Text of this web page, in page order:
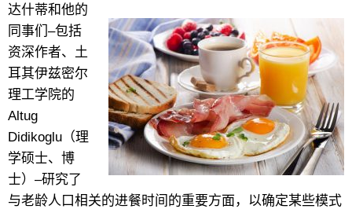
达什蒂和他的
同事们–包括
资深作者、土
耳其伊兹密尔
理工学院的
Altug
Didikoglu（理
学硕士、博
士）–研究了
与老龄人口相关的进餐时间的重要方面，以确定某些模式